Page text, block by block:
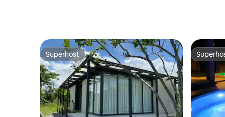
Superhost
Superhost